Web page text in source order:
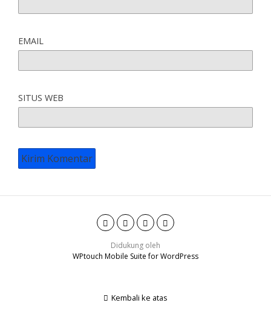
EMAIL
SITUS WEB
Didukung oleh
WPtouch Mobile Suite for WordPress
Kembali ke atas